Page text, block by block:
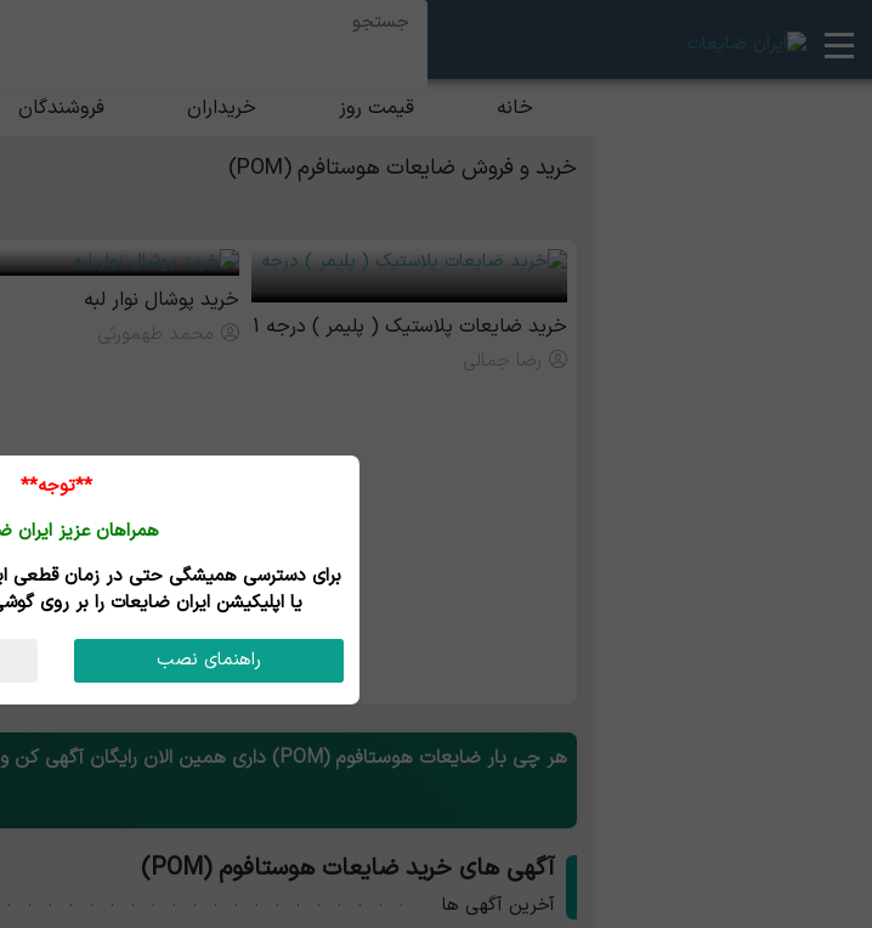
خانه قیمت روز خریداران فروشندگان
خرید و فروش ضایعات هوستافرم (POM)
خرید ضایعات پلاستیک ( پلیمر ) درجه 1
رضا جمالی
خرید پوشال نوار لبه
محمد طهمورثی
هر چی بار ضایعات هوستافوم (POM) داری همین الان رایگان آگهی کن و طعم تجارت آنلاین رو بچش!
آگهی های خرید ضایعات هوستافوم (POM)
آخرین آگهی ها
**توجه**
همراهان عزیز ایران
یا اپلیکیشن ایران ضایعات را بر روی
راهنمای نصب